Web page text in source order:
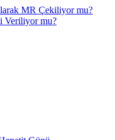
MR Çekiliyor mu?
Veriliyor mu?